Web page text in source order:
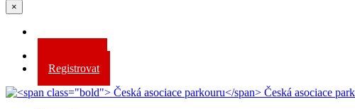
×
Registrovat
Česká asociace